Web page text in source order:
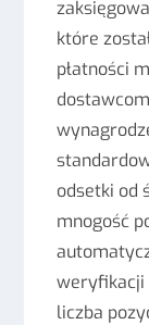
które
płatności
odsetki od
mnogość
weryfikacji
liczba